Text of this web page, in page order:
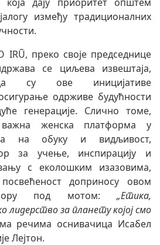
између традиционалних
преко своје председнице
се циљева извештаја,
да су ове иницијативе
одрживе будућности
генерације. Слично томе,
важна женска платформа у
на обуку и видљивост,
за учење, инспирацију и
с еколошким изазовима,
посвећеност доприносу овом
под мотом: „Етика,
лидерство за планету којој смо
речима оснивачица Исабел
Лејтон.